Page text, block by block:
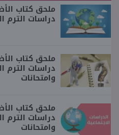
ملحق كتاب
دراسات الترم الأول 2027 مراجعة
ملحق كتاب
وامتحانات
ملحق كتاب
وامتحانات